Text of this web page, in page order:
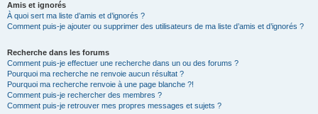
Amis et ignorés
À quoi sert ma liste d’amis et d’ignorés ?
Comment puis-je ajouter ou supprimer des utilisateurs de ma liste d’amis et d’ignorés ?
Recherche dans les forums
Comment puis-je effectuer une recherche dans un ou des forums ?
Pourquoi ma recherche ne renvoie aucun résultat ?
Pourquoi ma recherche renvoie à une page blanche ?!
Comment puis-je rechercher des membres ?
Comment puis-je retrouver mes propres messages et sujets ?